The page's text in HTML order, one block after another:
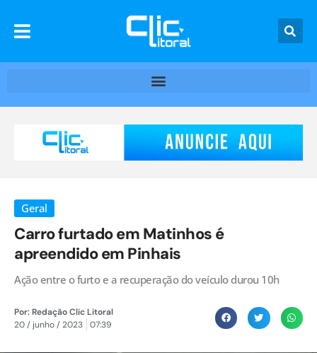
Geral
Carro furtado em Matinhos é
apreendido em Pinhais
Ação entre o furto e a recuperação do veículo durou 10h
Por:Redação Clic Litoral
20 / junho / 2023
07:39